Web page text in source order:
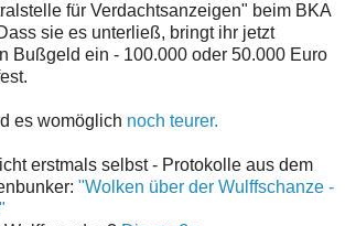
für Verdachtsanzeigen" beim BKA
sie es unterließ, bringt ihr jetzt
Bußgeld ein - 100.000 oder 50.000 Euro
es womöglich noch teurer.
erstmals selbst - Protokolle aus dem
"Wolken über der Wulffschanze -